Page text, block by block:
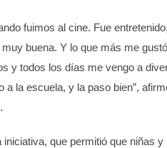
fuimos al cine. Fue
buena. Y lo que más me
y todos los días me vengo a
a la escuela, y la paso bien”,
que permitió que niñas